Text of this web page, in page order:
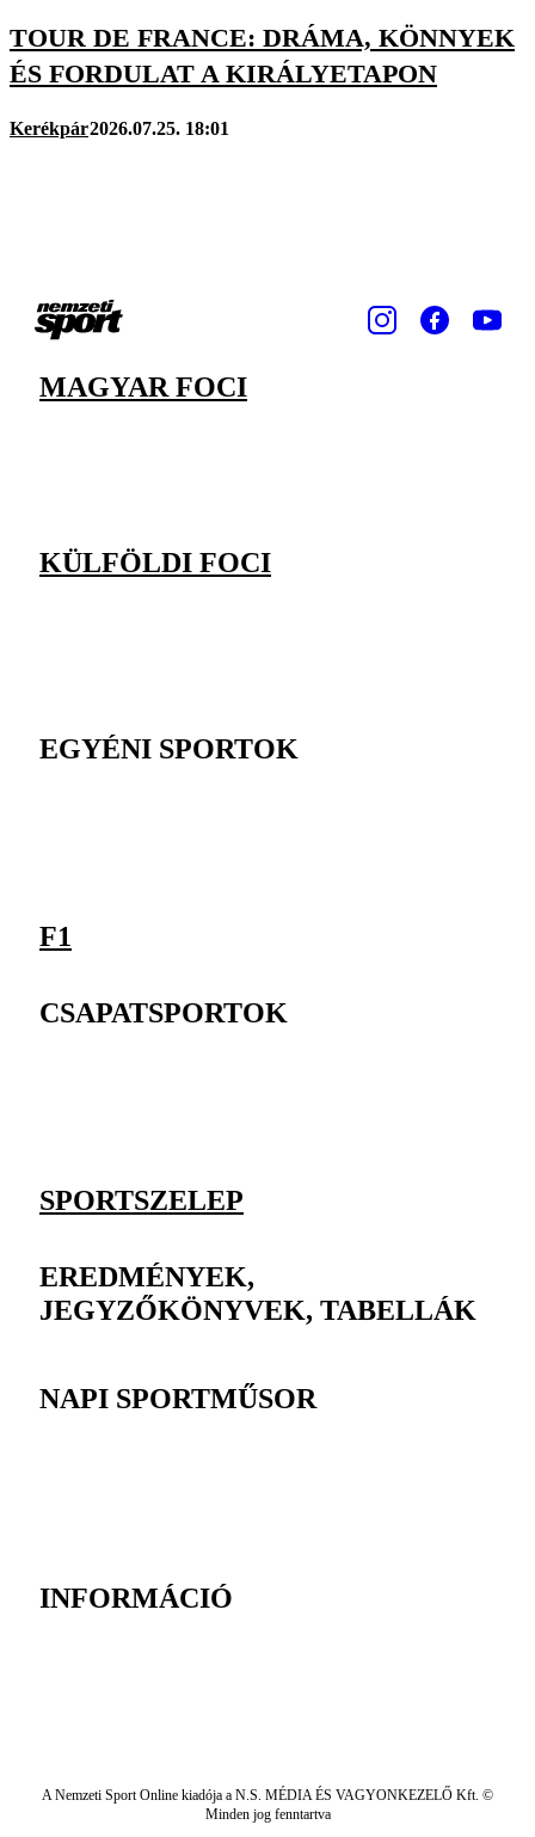
TOUR DE FRANCE: DRÁMA, KÖNNYEK
ÉS FORDULAT A KIRÁLYETAPON
Kerékpár2026.07.25. 18:01
MAGYAR FOCI
KÜLFÖLDI FOCI
EGYÉNI SPORTOK
F1
CSAPATSPORTOK
SPORTSZELEP
EREDMÉNYEK,
JEGYZŐKÖNYVEK, TABELLÁK
NAPI SPORTMŰSOR
INFORMÁCIÓ
A Nemzeti Sport Online kiadója a N.S. MÉDIA ÉS VAGYONKEZELŐ Kft. ©
Minden jog fenntartva